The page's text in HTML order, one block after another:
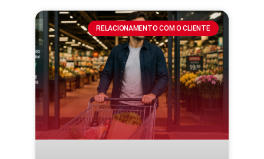
RELACIONAMENTO COM O CLIENTE